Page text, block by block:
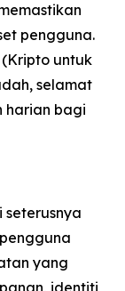
pengguna.
untuk
selamat
harian bagi
seterusnya
yang